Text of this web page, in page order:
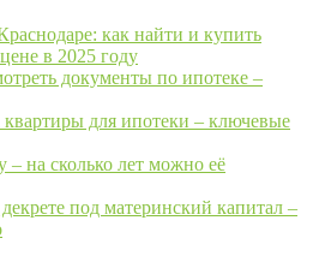
как найти и купить
в 2025 году
документы по ипотеке –
для ипотеки – ключевые
– на сколько лет можно её
под материнский капитал –